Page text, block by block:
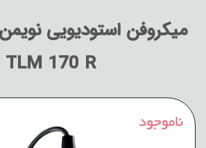
TLM 170 R